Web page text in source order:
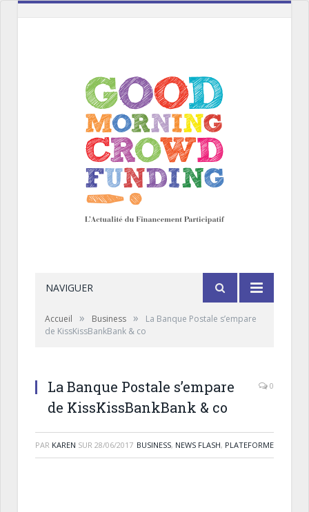
NAVIGUER
Accueil » Business »
La Banque Postale s’empare
de KissKissBankBank & co
La Banque Postale s’empare
de KissKissBankBank & co
0
PAR KAREN SUR 28/06/2017 BUSINESS, NEWS FLASH, PLATEFORME